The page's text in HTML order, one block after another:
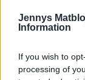
Jennys
Information
If you wish to
processing of